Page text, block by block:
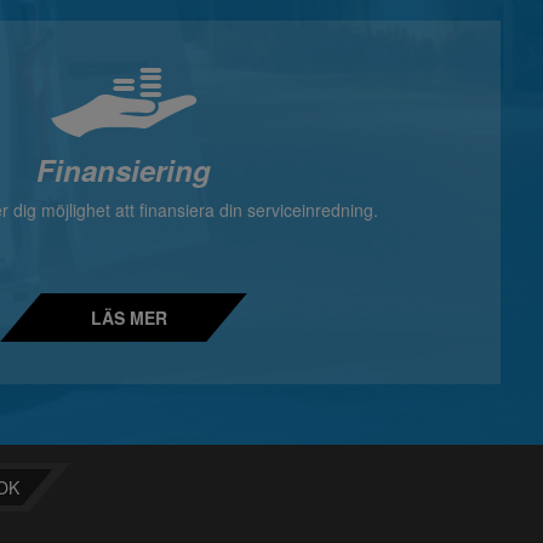
Finansiering
dig möjlighet att finansiera din serviceinredning.
LÄS MER